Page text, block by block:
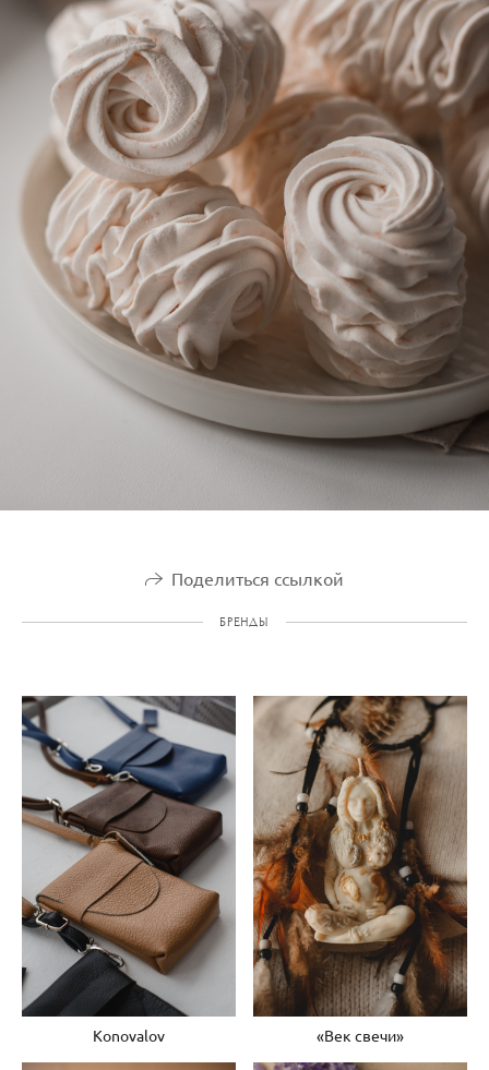
Поделиться ссылкой
БРЕНДЫ
Konovalov «Век свечи»